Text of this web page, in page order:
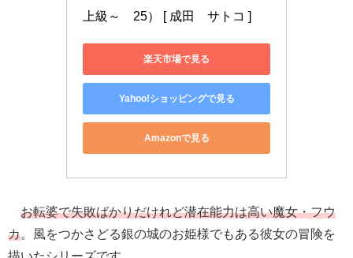
上級～　25） [ 成田　サトコ ]
楽天市場で見る
Yahoo!ショッピングで見る
Amazonで見る
お転婆で失敗ばかりだけれど潜在能力は高い魔女・フウ
カ。風をつかさどる銀の城のお姫様でもある彼女の冒険を